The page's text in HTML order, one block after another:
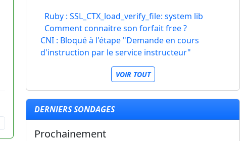
Ruby : SSL_CTX_load_verify_file: system lib
Comment connaitre son forfait free ?
CNI : Bloqué à l'étape "Demande en cours
d'instruction par le service instructeur"
VOIR TOUT
DERNIERS SONDAGES
Prochainement